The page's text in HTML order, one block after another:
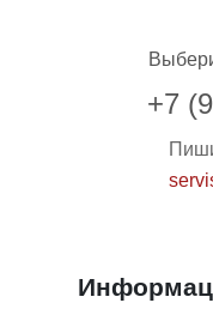
всё
дисплея, ребята
+7